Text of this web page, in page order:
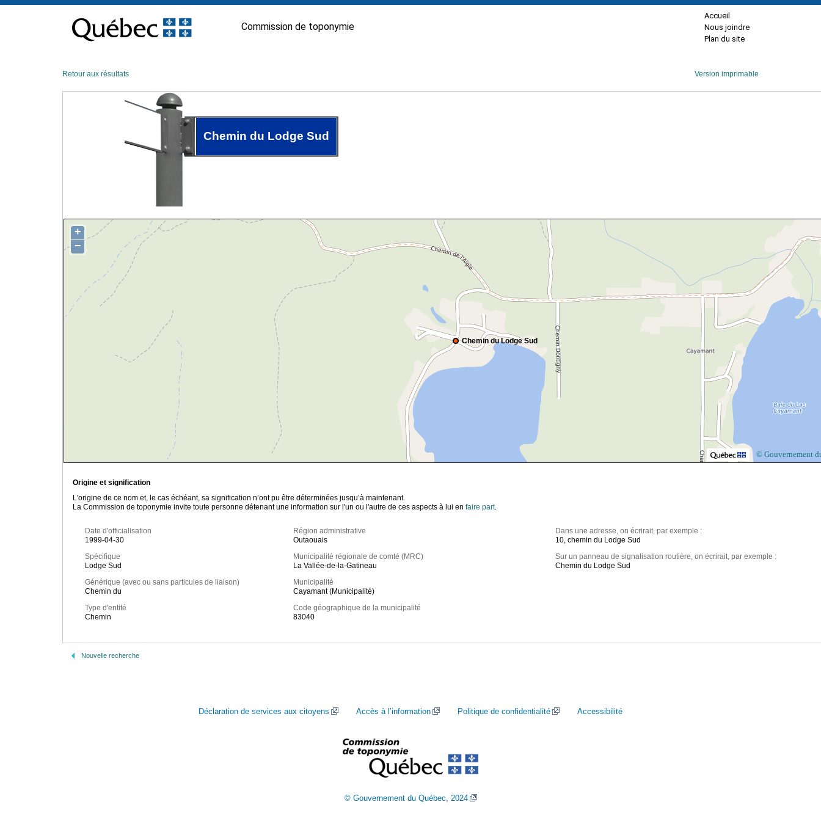
contenu
Commission de toponymie
Accueil
Nous joindre
Plan du site
Retour aux résultats Version imprimable
Chemin du Lodge Sud
Chemin du Lodge Sud
+
−
© Gouvernement
Origine et signification
L'origine de ce nom et, le cas échéant, sa signification n’ont pu être déterminées jusqu’à maintenant.
La Commission de toponymie invite toute personne détenant une information sur l'un ou l'autre de ces aspects à lui en faire part.
Date d'officialisation
1999-04-30
Spécifique
Lodge Sud
Générique (avec ou sans particules de liaison)
Chemin du
Type d'entité
Chemin
Région administrative
Outaouais
Municipalité régionale de comté (MRC)
La Vallée-de-la-Gatineau
Municipalité
Cayamant (Municipalité)
Code géographique de la municipalité
83040
Dans une adresse, on écrirait, par exemple :
10, chemin du Lodge Sud
Sur un panneau de signalisation routière, on écrirait, par exemple :
Chemin du Lodge Sud
Nouvelle recherche
Déclaration de services aux citoyens Accès à l’information Politique de confidentialité Accessibilité
© Gouvernement du Québec, 2024